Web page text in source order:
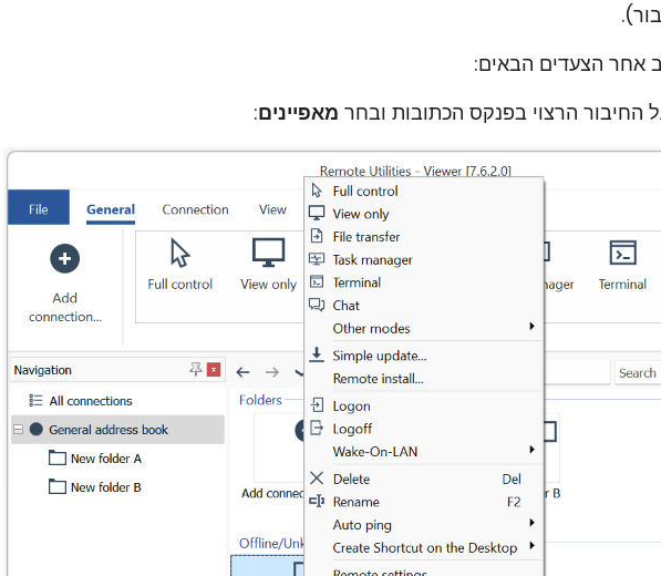
אחר הצעדים הבאים:
החיבור הרצוי בפנקס הכתובות ובחר מאפיינים: